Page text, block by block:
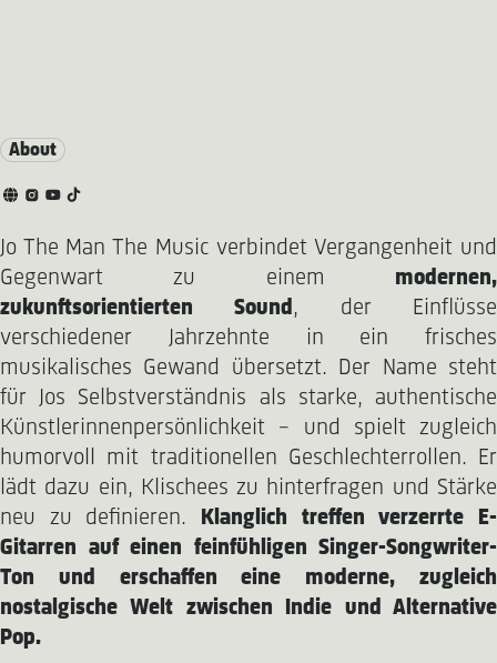
About
Jo The Man The Music verbindet Vergangenheit und
Gegenwart zu einem modernen,
zukunftsorientierten Sound , der Einflüsse
verschiedener Jahrzehnte in ein frisches
musikalisches Gewand übersetzt. Der Name steht
für Jos Selbstverständnis als starke, authentische
Künstlerinnenpersönlichkeit – und spielt zugleich
humorvoll mit traditionellen Geschlechterrollen. Er
lädt dazu ein, Klischees zu hinterfragen und Stärke
neu zu definieren.
Klanglich treffen verzerrte E-
Gitarren auf einen feinfühligen Singer-Songwriter-
Ton und erschaffen eine moderne, zugleich
nostalgische Welt zwischen Indie und Alternative
Pop.